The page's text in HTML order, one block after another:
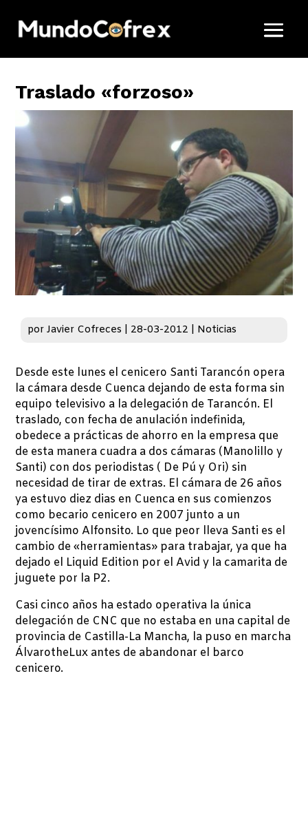
Traslado «forzoso»
porJavier Cofreces 28-03-2012 Noticias
Desde este lunes el cenicero Santi Tarancón opera
la cámara desde Cuenca dejando de esta forma sin
equipo televisivo a la delegación de Tarancón. El
traslado, con fecha de anulación indefinida,
obedece a prácticas de ahorro en la empresa que
de esta manera cuadra a dos cámaras (Manolillo y
Santi) con dos periodistas ( De Pú y Ori) sin
necesidad de tirar de extras. El cámara de 26 años
ya estuvo diez dias en Cuenca en sus comienzos
como becario cenicero en 2007 junto a un
jovencísimo Alfonsito. Lo que peor lleva Santi es el
cambio de «herramientas» para trabajar, ya que ha
dejado el Liquid Edition por el Avid y la camarita de
juguete por la P2.
Casi cinco años ha estado operativa la única
delegación de CNC que no estaba en una capital de
provincia de Castilla-La Mancha, la puso en marcha
ÁlvarotheLux antes de abandonar el barco
cenicero.